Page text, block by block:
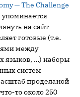
— The Challenge
упоминается
на сайт
готовые (т.е.
между
языков, …) наборы
систем
проделаной
то около 250